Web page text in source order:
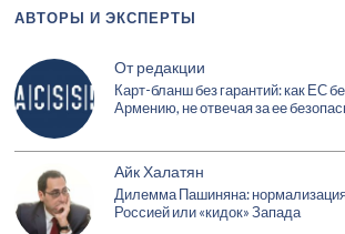
АВТОРЫ И ЭКСПЕРТЫ
От редакции
Карт-бланш без гарантий: как ЕС
Армению, не отвечая за ее
Айк Халатян
Дилемма Пашиняна:
Россией или «кидок» Запада